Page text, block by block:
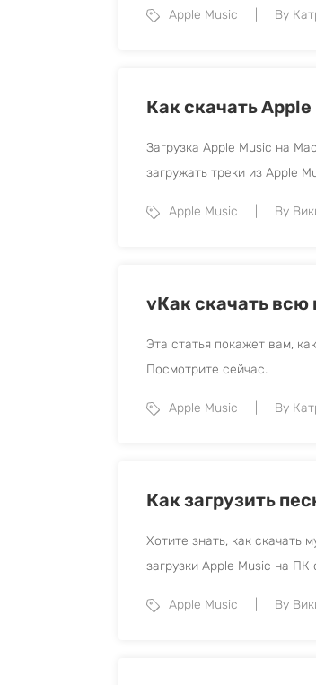
Apple Music By
Как скачать
Загрузка Apple Music на
загружать треки из Apple
Apple Music By
vКак скачать
Эта статья покажет вам,
Посмотрите сейчас.
Apple Music By
Как загрузить
Хотите знать, как скачать
загрузки Apple Music на
Apple Music By